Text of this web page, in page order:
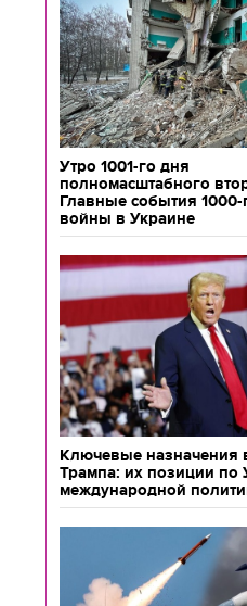
Утро 1001-го дня
полномасштабного
Главные события 1000-
войны в Украине
Ключевые назначения
Трампа: их позиции по
международной